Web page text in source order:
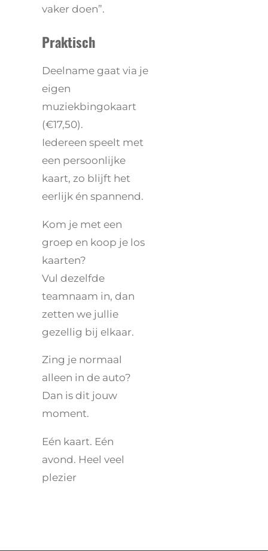
vaker doen”.
Praktisch
Deelname gaat via je
eigen
muziekbingokaart
(€17,50).
Iedereen speelt met
een persoonlijke
kaart, zo blijft het
eerlijk én spannend.
Kom je met een
groep en koop je los
kaarten?
Vul dezelfde
teamnaam in, dan
zetten we jullie
gezellig bij elkaar.
Zing je normaal
alleen in de auto?
Dan is dit jouw
moment.
Eén kaart. Eén
avond. Heel veel
plezier